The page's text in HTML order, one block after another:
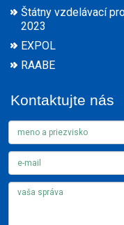
Štátny vzdelávací
2023
EXPOL
RAABE
Kontaktujte nás